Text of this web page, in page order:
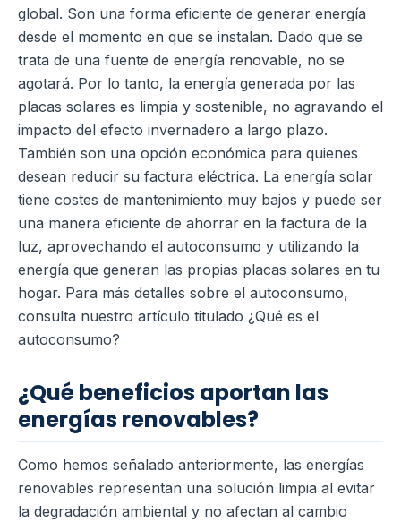
global. Son una forma eficiente de generar energía
desde el momento en que se instalan. Dado que se
trata de una fuente de energía renovable, no se
agotará. Por lo tanto, la energía generada por las
placas solares es limpia y sostenible, no agravando el
impacto del efecto invernadero a largo plazo.
También son una opción económica para quienes
desean reducir su factura eléctrica. La energía solar
tiene costes de mantenimiento muy bajos y puede ser
una manera eficiente de ahorrar en la factura de la
luz, aprovechando el autoconsumo y utilizando la
energía que generan las propias placas solares en tu
hogar. Para más detalles sobre el autoconsumo,
consulta nuestro artículo titulado ¿Qué es el
autoconsumo?
¿Qué beneficios aportan las
energías renovables?
Como hemos señalado anteriormente, las energías
renovables representan una solución limpia al evitar
la degradación ambiental y no afectan al cambio